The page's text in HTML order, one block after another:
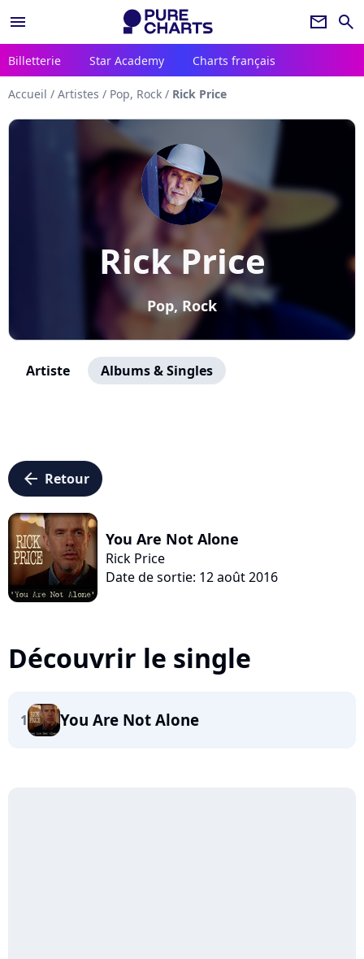
menu newsletter search
Billetterie Star Academy Charts français
Accueil / Artistes / Pop, Rock / Rick Price
Rick Price
Pop, Rock
Artiste Albums & Singles
arrow_left Retour
You Are Not Alone
Rick Price
Date de sortie: 12 août 2016
Découvrir le single
1 You Are Not Alone